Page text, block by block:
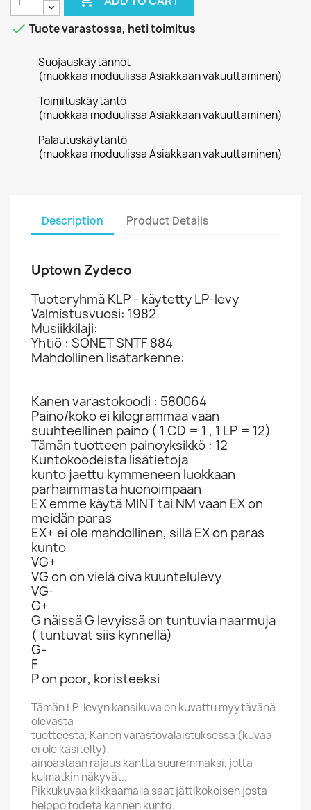
 Tuote varastossa, heti toimitus
Suojauskäytännöt
(muokkaa moduulissa Asiakkaan vakuuttaminen)
Toimituskäytäntö
(muokkaa moduulissa Asiakkaan vakuuttaminen)
Palautuskäytäntö
(muokkaa moduulissa Asiakkaan vakuuttaminen)
Description Product Details
Uptown Zydeco
Tuoteryhmä KLP - käytetty LP-levy
Valmistusvuosi: 1982
Musiikkilaji:
Yhtiö : SONET SNTF 884
Mahdollinen lisätarkenne:
Kanen varastokoodi : 580064
Paino/koko ei kilogrammaa vaan
suuhteellinen paino ( 1 CD = 1 , 1 LP = 12)
Tämän tuotteen painoyksikkö : 12
Kuntokoodeista lisätietoja
kunto jaettu kymmeneen luokkaan
parhaimmasta huonoimpaan
EX emme käytä MINT tai NM vaan EX on
meidän paras
EX+ ei ole mahdollinen, sillä EX on paras
kunto
VG+
VG on on vielä oiva kuuntelulevy
VG-
G+
G näissä G levyissä on tuntuvia naarmuja
( tuntuvat siis kynnellä)
G-
F
P on poor, koristeeksi
Tämän LP-levyn kansikuva on kuvattu myytävänä
olevasta
tuotteesta, Kanen varastovalaistuksessa (kuvaa
ei ole käsitelty),
ainoastaan rajaus kantta suuremmaksi, jotta
kulmatkin näkyvät..
Pikkukuvaa klikkaamalla saat jättikokoisen josta
helppo todeta kannen kunto.